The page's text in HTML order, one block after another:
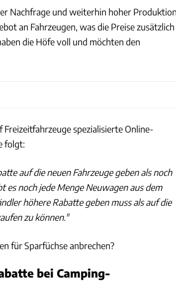
Nachfrage und weiterhin hoher
an Fahrzeugen, was die Preise zusätzlich
die Höfe voll und möchten den
Freizeitfahrzeuge spezialisierte Online-
folgt:
auf die neuen Fahrzeuge geben als noch
es noch jede Menge Neuwagen aus dem
höhere Rabatte geben muss als auf die
zu können."
für Sparfüchse anbrechen?
bei Camping-